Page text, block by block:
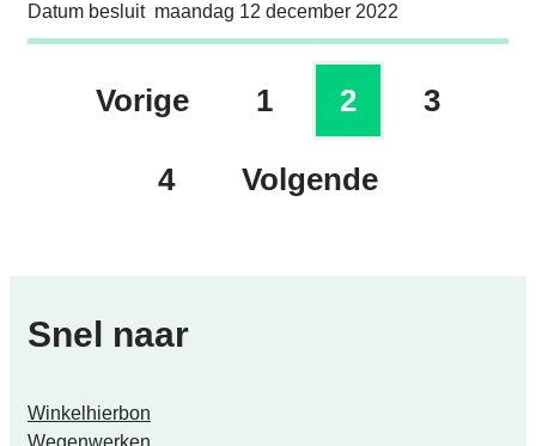
Datum besluit maandag 12 december 2022
Vorige pagina
1 Huidige
2 3
pagina
4 Volgende
Snel naar
Winkelhierbon
Wegenwerken